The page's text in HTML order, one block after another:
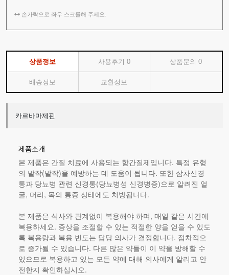
손가락으로 좌우 스크롤해 주세요.
상품정보 사용후기 0 상품문의0
배송정보 교환정보
카르바마제핀
제품소개
본 제품은 간질 치료에 사용되는 항간질제입니다. 특정 유형
의 발작(발작)을 예방하는 데 도움이 됩니다. 또한 삼차신경
통과 당뇨병 관련 신경통(당뇨병성 신경병증)으로 알려진 얼
굴, 머리, 목의 통증 상태에도 처방됩니다.
본 제품은 식사와 관계없이 복용해야 하며, 매일 같은 시간에
복용하세요. 증상을 조절할 수 있는 적절한 양을 얻을 수 있도
록 복용량과 복용 빈도는 담당 의사가 결정합니다. 점차적으
로 증가될 수 있습니다. 다른 많은 약들이 이 약을 방해할 수
있으므로 복용하고 있는 모든 약에 대해 의사에게 알리고 안
전한지 확인하십시오.